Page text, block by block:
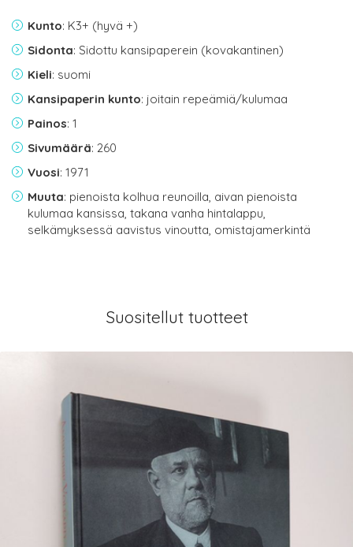
Kunto: K3+ (hyvä +)
Sidonta: Sidottu kansipaperein (kovakantinen)
Kieli: suomi
Kansipaperin kunto: joitain repeämiä/kulumaa
Painos: 1
Sivumäärä: 260
Vuosi: 1971
Muuta: pienoista kolhua reunoilla, aivan pienoista
kulumaa kansissa, takana vanha hintalappu,
selkämyksessä aavistus vinoutta, omistajamerkintä
Suositellut tuotteet